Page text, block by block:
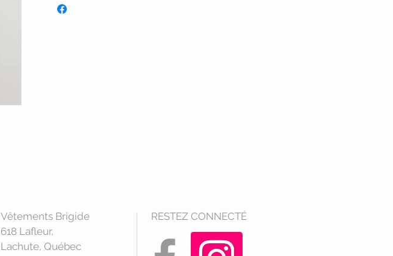
Vêtements Brigide
618 Lafleur,
Lachute, Québec
RESTEZ CONNECTÉ